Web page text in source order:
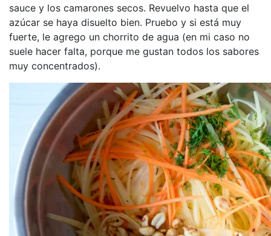
sauce y los camarones secos. Revuelvo hasta que el
azúcar se haya disuelto bien. Pruebo y si está muy
fuerte, le agrego un chorrito de agua (en mi caso no
suele hacer falta, porque me gustan todos los sabores
muy concentrados).